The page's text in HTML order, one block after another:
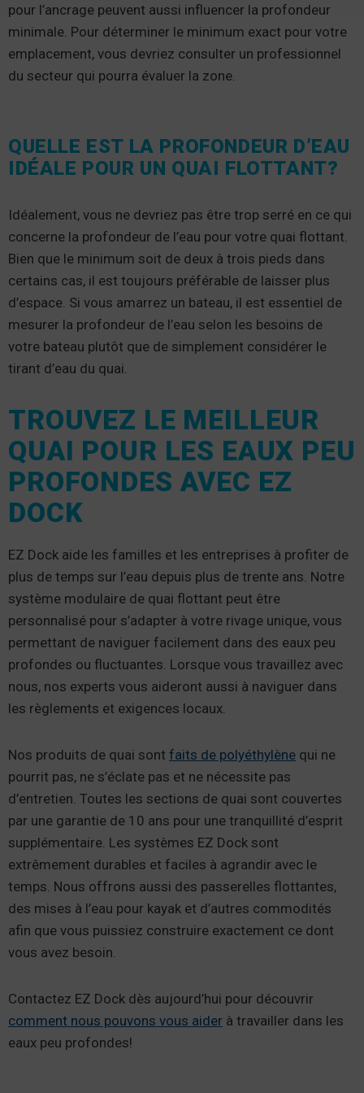
pour l’ancrage peuvent aussi influencer la profondeur
minimale. Pour déterminer le minimum exact pour votre
emplacement, vous devriez consulter un professionnel
du secteur qui pourra évaluer la zone.
QUELLE EST LA PROFONDEUR D’EAU
IDÉALE POUR UN QUAI FLOTTANT?
Idéalement, vous ne devriez pas être trop serré en ce qui
concerne la profondeur de l’eau pour votre quai flottant.
Bien que le minimum soit de deux à trois pieds dans
certains cas, il est toujours préférable de laisser plus
d’espace. Si vous amarrez un bateau, il est essentiel de
mesurer la profondeur de l’eau selon les besoins de
votre bateau plutôt que de simplement considérer le
tirant d’eau du quai.
TROUVEZ LE MEILLEUR
QUAI POUR LES EAUX PEU
PROFONDES AVEC EZ
DOCK
EZ Dock aide les familles et les entreprises à profiter de
plus de temps sur l’eau depuis plus de trente ans. Notre
système modulaire de quai flottant peut être
personnalisé pour s’adapter à votre rivage unique, vous
permettant de naviguer facilement dans des eaux peu
profondes ou fluctuantes. Lorsque vous travaillez avec
nous, nos experts vous aideront aussi à naviguer dans
les règlements et exigences locaux.
Nos produits de quai sont faits de polyéthylène qui ne
pourrit pas, ne s’éclate pas et ne nécessite pas
d’entretien. Toutes les sections de quai sont couvertes
par une garantie de 10 ans pour une tranquillité d’esprit
supplémentaire. Les systèmes EZ Dock sont
extrêmement durables et faciles à agrandir avec le
temps. Nous offrons aussi des passerelles flottantes,
des mises à l’eau pour kayak et d’autres commodités
afin que vous puissiez construire exactement ce dont
vous avez besoin.
Contactez EZ Dock dès aujourd’hui pour découvrir
comment nous pouvons vous aider à travailler dans les
eaux peu profondes!